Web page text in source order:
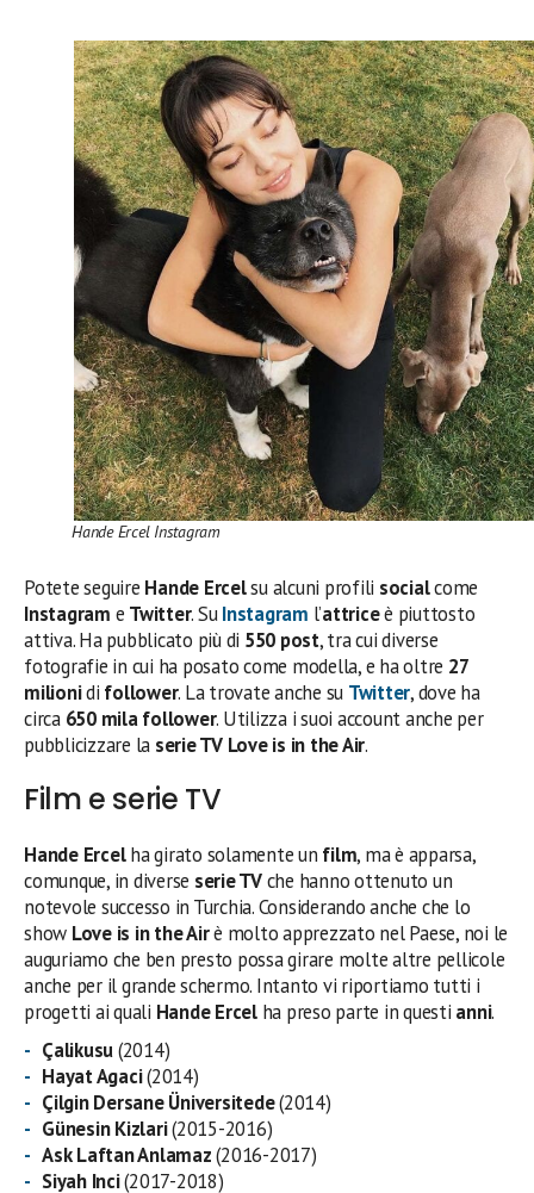
Hande Ercel Instagram
Potete seguire Hande Ercelsu alcuni profili socialcome
Instagram e Twitter. SuInstagram l’attriceè piuttosto
attiva. Ha pubblicato più di 550 post, tra cui diverse
fotografie in cui ha posato come modella, e ha oltre 27
milionidi follower. La trovate anche su Twitter, dove ha
circa 650 mila follower. Utilizza i suoi account anche per
pubblicizzare la serie TV Love is in the Air.
Film e serie TV
Hande Ercelha girato solamente un film, ma è apparsa,
comunque, in diverse serie TVche hanno ottenuto un
notevole successo in Turchia. Considerando anche che lo
show Love is in the Airè molto apprezzato nel Paese, noi le
auguriamo che ben presto possa girare molte altre pellicole
anche per il grande schermo. Intanto vi riportiamo tutti i
progetti ai quali Hande Ercelha preso parte in questi anni.
Çalikusu(2014)
Hayat Agaci(2014)
Çilgin Dersane Üniversitede(2014)
Günesin Kizlari(2015-2016)
Ask Laftan Anlamaz(2016-2017)
Siyah Inci(2017-2018)